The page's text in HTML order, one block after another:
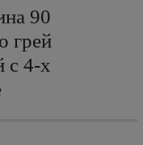
90
грей
с 4-х